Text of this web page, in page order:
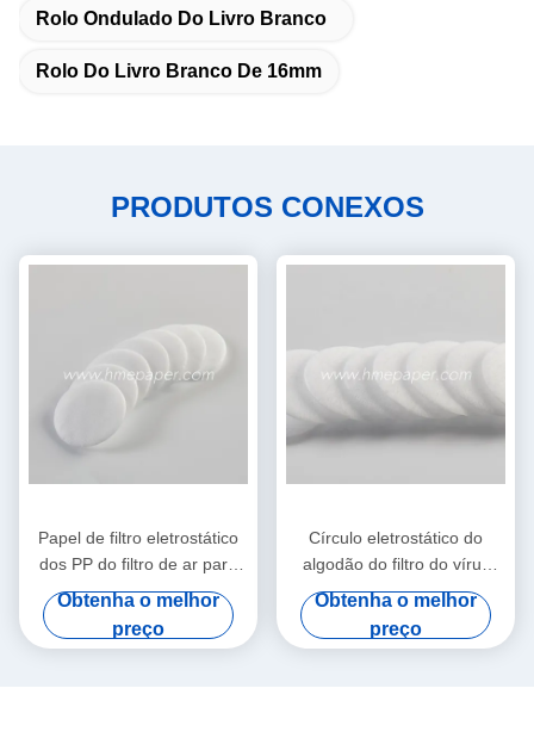
Rolo Ondulado Do Livro Branco
Rolo Do Livro Branco De 16mm
PRODUTOS CONEXOS
Papel de filtro eletrostático
dos PP do filtro de ar para
HME/HMEF
Obtenha o melhor
preço
Círculo eletrostático do
algodão do filtro do vírus
bacteriano de HME HMEF
Obtenha o melhor
preço